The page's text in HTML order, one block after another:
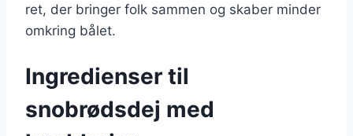
ret, der bringer folk sammen og skaber minder
omkring bålet.
Ingredienser til
snobrødsdej med